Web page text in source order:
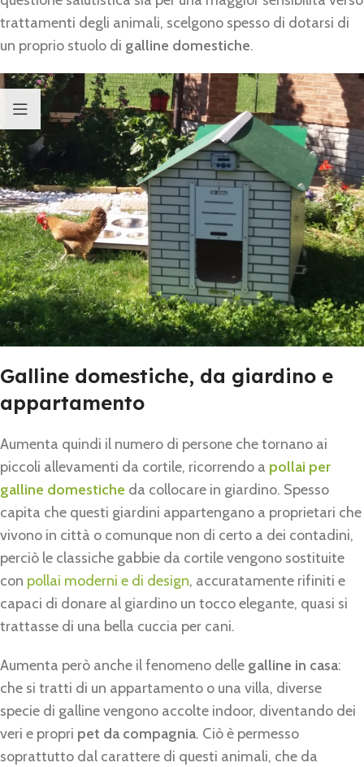
trattamenti degli animali, scelgono spesso di dotarsi di
un proprio stuolo di galline domestiche.
Galline domestiche, da giardino e
appartamento
Aumenta quindi il numero di persone che tornano ai
piccoli allevamenti da cortile, ricorrendo a pollai per
galline domestiche da collocare in giardino. Spesso
capita che questi giardini appartengano a proprietari che
vivono in città o comunque non di certo a dei contadini,
perciò le classiche gabbie da cortile vengono sostituite
con pollai moderni e di design, accuratamente rifiniti e
capaci di donare al giardino un tocco elegante, quasi si
trattasse di una bella cuccia per cani.
Aumenta però anche il fenomeno delle galline in casa:
che si tratti di un appartamento o una villa, diverse
specie di galline vengono accolte indoor, diventando dei
veri e propri pet da compagnia. Ciò è permesso
soprattutto dal carattere di questi animali, che da